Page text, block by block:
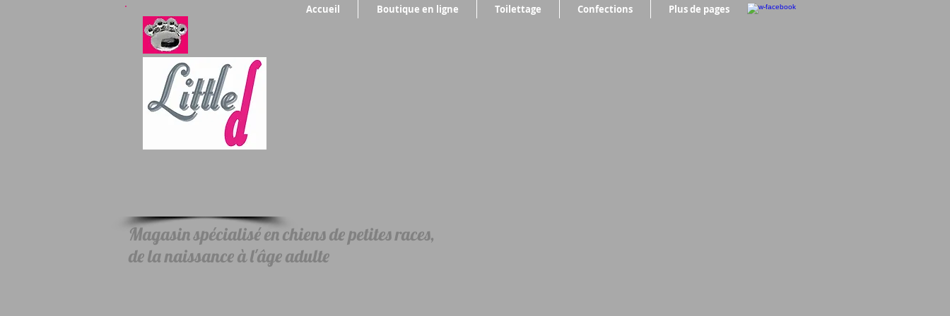
Accueil Boutique en ligne Toilettage Confections Plus de pages
Magasin spécialisé en chiens de petites races,
de la naissance à l'âge adulte